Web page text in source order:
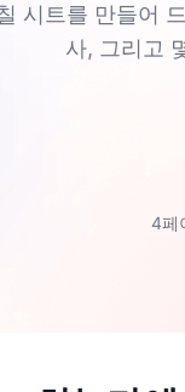
시트를 만들어
사, 그리고
4페